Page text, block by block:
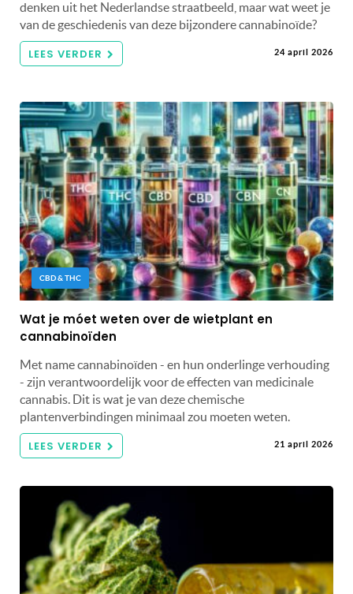
denken uit het Nederlandse straatbeeld, maar wat weet je
van de geschiedenis van deze bijzondere cannabinoïde?
LEES VERDER 24 april 2026
CBD & THC
Wat je móet weten over de wietplant en
cannabinoïden
Met name cannabinoïden - en hun onderlinge verhouding
- zijn verantwoordelijk voor de effecten van medicinale
cannabis. Dit is wat je van deze chemische
plantenverbindingen minimaal zou moeten weten.
LEES VERDER 21 april 2026